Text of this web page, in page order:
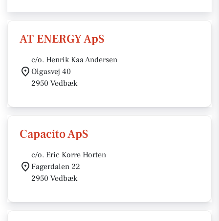
AT ENERGY ApS
c/o. Henrik Kaa Andersen
Olgasvej 40
2950 Vedbæk
Capacito ApS
c/o. Eric Korre Horten
Fagerdalen 22
2950 Vedbæk